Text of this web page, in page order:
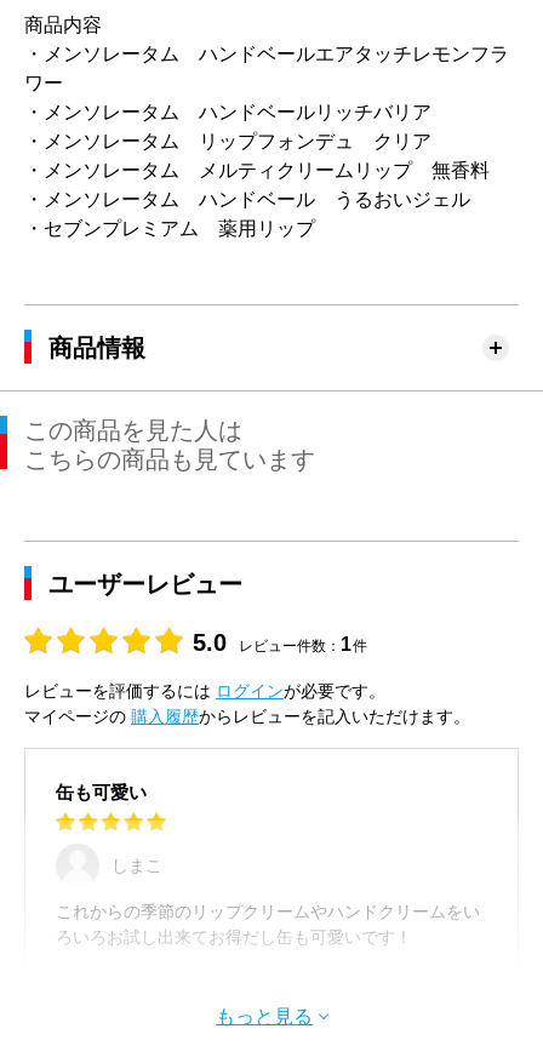
商品内容
・メンソレータム ハンドベールエアタッチレモンフラ
ワー
・メンソレータム ハンドベールリッチバリア
・メンソレータム リップフォンデュ クリア
・メンソレータム メルティクリームリップ 無香料
・メンソレータム ハンドベール うるおいジェル
・セブンプレミアム 薬用リップ
商品情報
この商品を見た人は
こちらの商品も見ています
ユーザーレビュー
5.0 レビュー件数： 1件
レビューを評価するには ログインが必要です。
マイページの 購入履歴からレビューを記入いただけます。
缶も可愛い
しまこ
これからの季節のリップクリームやハンドクリームをい
ろいろお試し出来てお得だし缶も可愛いです！
もっと見る